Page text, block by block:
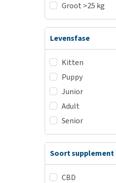
Groot >25 kg
Levensfase
Kitten
Puppy
Junior
Adult
Senior
Soort supplement
CBD